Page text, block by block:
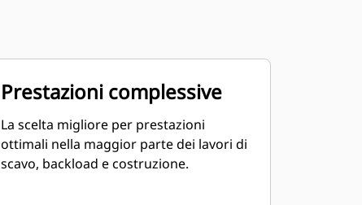
Prestazioni complessive
La scelta migliore per prestazioni
ottimali nella maggior parte dei lavori di
scavo, backload e costruzione.